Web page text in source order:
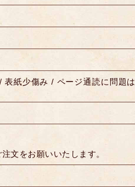
紙少傷み / ページ通読に問題は
文をお願いいたします。